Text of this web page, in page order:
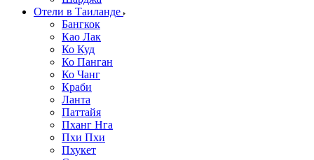
Отели в Таиланде
Бангкок
Као Лак
Ко Куд
Ко Панган
Ко Чанг
Краби
Ланта
Паттайя
Пханг Нга
Пхи Пхи
Пхукет